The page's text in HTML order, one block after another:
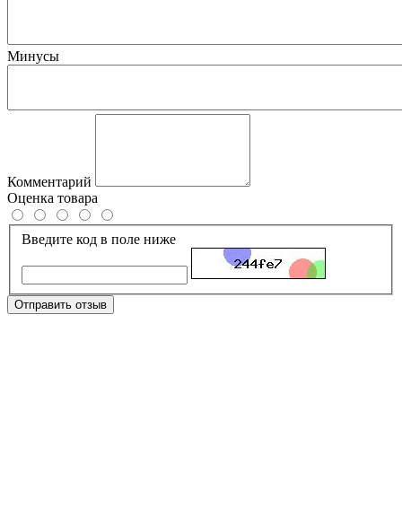
Минусы
Комментарий
Оценка товара
Введите код в поле ниже
Отправить отзыв